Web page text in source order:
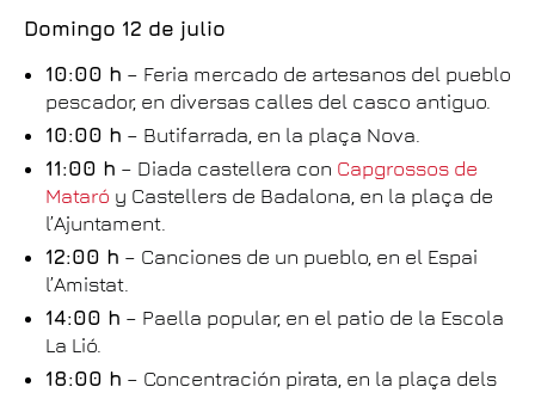
Domingo 12 de julio
10:00 h – Feria mercado de artesanos del pueblo
pescador, en diversas calles del casco antiguo.
10:00 h – Butifarrada, en la plaça Nova.
11:00 h – Diada castellera con Capgrossos de
Mataró y Castellers de Badalona, en la plaça de
l’Ajuntament.
12:00 h – Canciones de un pueblo, en el Espai
l’Amistat.
14:00 h – Paella popular, en el patio de la Escola
La Lió.
18:00 h – Concentración pirata, en la plaça dels